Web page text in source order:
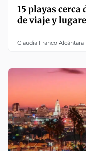
15 playas cerca
de viaje y
Claudia Franco Alcántara